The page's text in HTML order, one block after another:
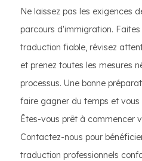
Ne laissez pas les exigences
parcours d'immigration.
traduction fiable, révisez
et prenez toutes les mesures
processus. Une bonne
faire gagner du temps et vous
Êtes-vous prêt à commencer
Contactez-nous pour
traduction professionnels